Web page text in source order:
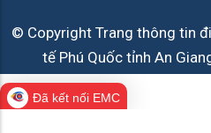
© Copyright Trang thông tin
tế Phú Quốc tỉnh An
Đã kết nối EMC